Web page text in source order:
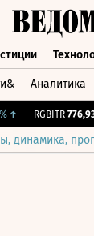
Аналитика
↑ RGBITR 776,93
динамика,